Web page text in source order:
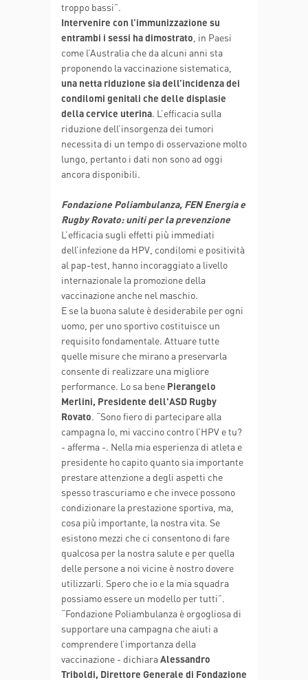
troppo bassi”.
Intervenire con l’immunizzazione su
entrambi i sessi ha dimostrato , in Paesi
come l’Australia che da alcuni anni sta
proponendo la vaccinazione sistematica,
una netta riduzione sia dell’incidenza dei
condilomi genitali che delle displasie
della cervice uterina. L’efficacia sulla
riduzione dell’insorgenza dei tumori
necessita di un tempo di osservazione molto
lungo, pertanto i dati non sono ad oggi
ancora disponibili.
Fondazione Poliambulanza, FEN Energia e
Rugby Rovato: uniti per la prevenzione
L’efficacia sugli effetti più immediati
dell’infezione da HPV, condilomi e positività
al pap-test, hanno incoraggiato a livello
internazionale la promozione della
vaccinazione anche nel maschio.
E se la buona salute è desiderabile per ogni
uomo, per uno sportivo costituisce un
requisito fondamentale. Attuare tutte
quelle misure che mirano a preservarla
consente di realizzare una migliore
performance. Lo sa bene Pierangelo
Merlini, Presidente dell'ASD Rugby
Rovato. “Sono fiero di partecipare alla
campagna Io, mi vaccino contro l’HPV e tu?
- afferma -. Nella mia esperienza di atleta e
presidente ho capito quanto sia importante
prestare attenzione a degli aspetti che
spesso trascuriamo e che invece possono
condizionare la prestazione sportiva, ma,
cosa più importante, la nostra vita. Se
esistono mezzi che ci consentono di fare
qualcosa per la nostra salute e per quella
delle persone a noi vicine è nostro dovere
utilizzarli. Spero che io e la mia squadra
possiamo essere un modello per tutti”.
“Fondazione Poliambulanza è orgogliosa di
supportare una campagna che aiuti a
comprendere l’importanza della
vaccinazione - dichiaraAlessandro
Triboldi, Direttore Generale di Fondazione